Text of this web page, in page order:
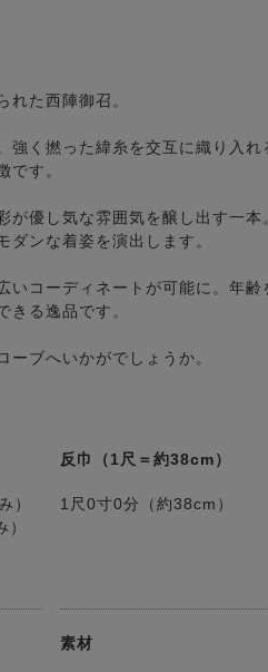
れた西陣御召。
強く撚った緯糸を交互に織り入
です。
が優し気な雰囲気を醸し出す一
ダンな着姿を演出します。
いコーディネートが可能に。年
きる逸品です。
ブへいかがでしょうか。
）
反巾（1尺＝約38cm）
1尺0寸0分（約38cm）
素材